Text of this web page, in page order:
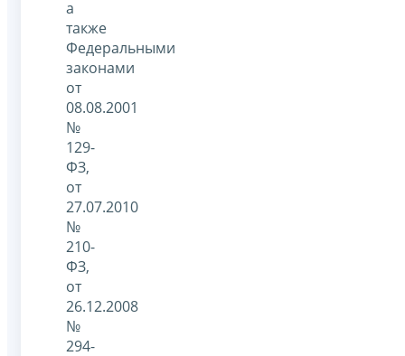
а
также
Федеральными
законами
от
08.08.2001
№
129-
ФЗ,
от
27.07.2010
№
210-
ФЗ,
от
26.12.2008
№
294-